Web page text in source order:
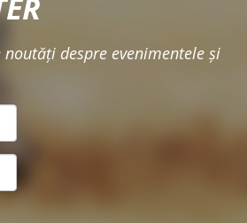
despre evenimentele şi